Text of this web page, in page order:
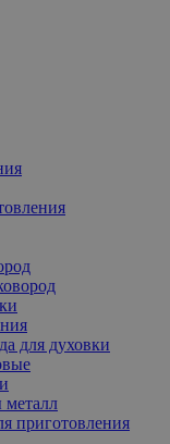
для духовки
приготовления